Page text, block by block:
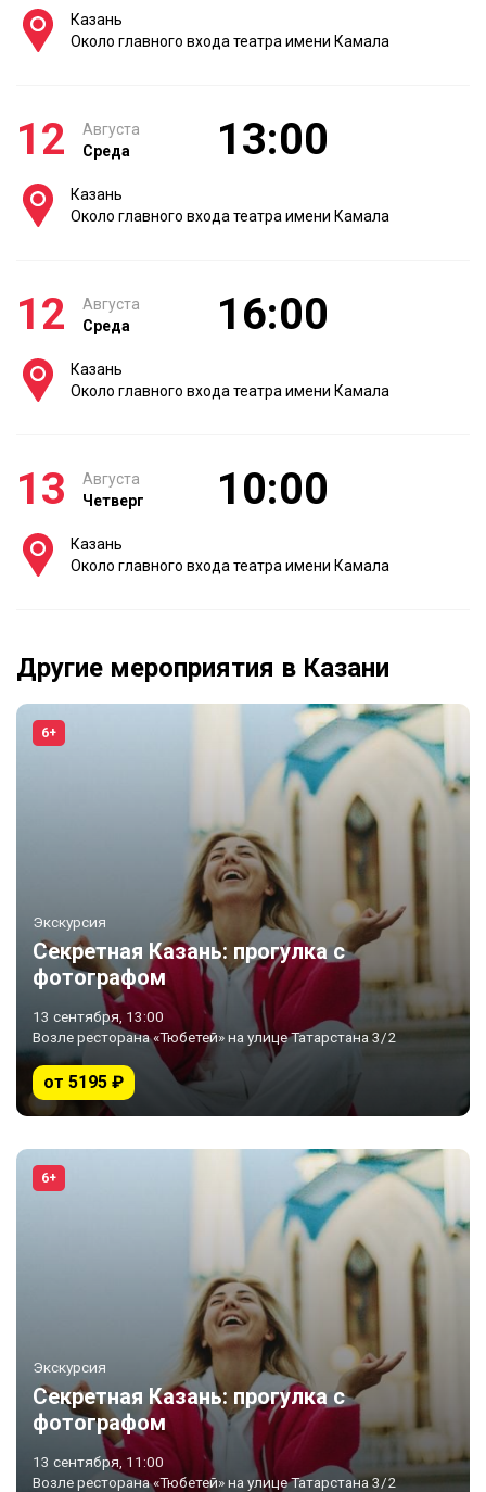
Казань
Около главного входа театра имени Камала
12
Августа
Среда
13:00
Казань
Около главного входа театра имени Камала
12
Августа
Среда
16:00
Казань
Около главного входа театра имени Камала
13
Августа
Четверг
10:00
Казань
Около главного входа театра имени Камала
Другие мероприятия в Казани
6+
Экскурсия
Секретная Казань: прогулка с
фотографом
13 сентября, 13:00
Возле ресторана «Тюбетей» на улице Татарстана 3/2
от 5195 ₽
6+
Экскурсия
Секретная Казань: прогулка с
фотографом
13 сентября, 11:00
Возле ресторана «Тюбетей» на улице Татарстана 3/2